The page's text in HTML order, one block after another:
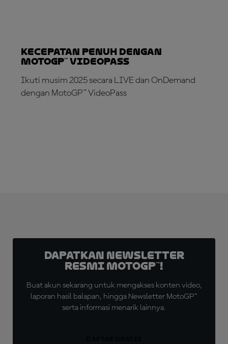
Kecepatan Penuh dengan
MotoGP™ VideoPass
Ikuti musim 2025 secara LIVE dan OnDemand
dengan MotoGP™ VideoPass
Dapatkan Newsletter
Resmi MotoGP™!
Buat akun sekarang untuk mengakses konten video,
laporan hasil balapan, hingga Newsletter MotoGP™
serta informasi menarik lainnya.